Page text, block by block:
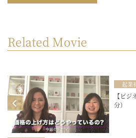
Related Movie
起業
【ビ
分）